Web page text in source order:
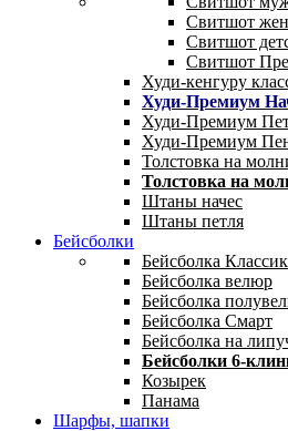
Свитшот
Свитшот
Свитшот
Худи-кенгуру
Худи-Премиум
Худи-Премиум
Худи-Премиум
Толстовка на
Толстовка на
Штаны начес
Штаны петля
Бейсболки
Бейсболка Классик
Бейсболка велюр
Бейсболка
Бейсболка Смарт
Бейсболка на
Бейсболки 6-
Козырек
Панама
Шарфы, шапки